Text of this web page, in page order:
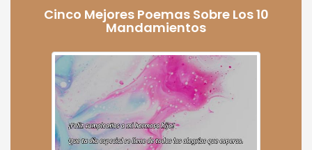
Cinco Mejores Poemas Sobre Los 10
Mandamientos